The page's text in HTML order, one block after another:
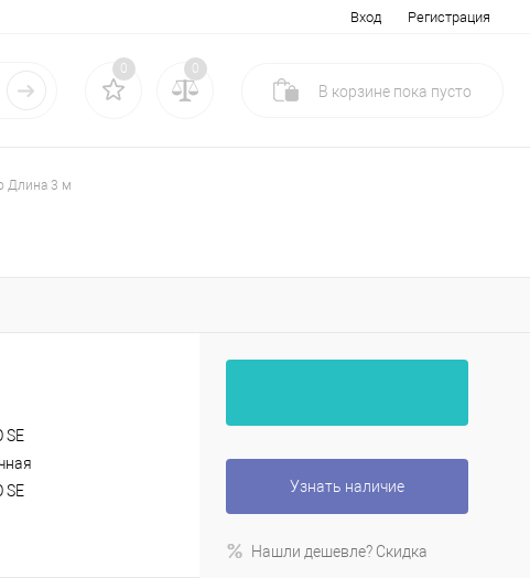
Вход Регистрация
0 0
В корзине пока пусто
Длина 3 м
SE
SE Узнать наличие
Нашли дешевле? Скидка